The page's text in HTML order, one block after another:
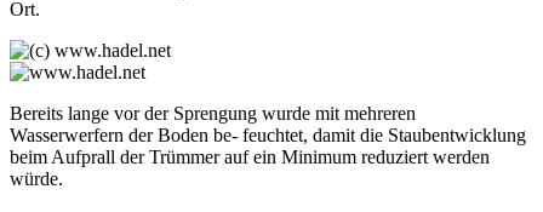
Ort.
Bereits lange vor der Sprengung wurde mit mehreren
Wasserwerfern der Boden be- feuchtet, damit die Staubentwicklung
beim Aufprall der Trümmer auf ein Minimum reduziert werden
würde.